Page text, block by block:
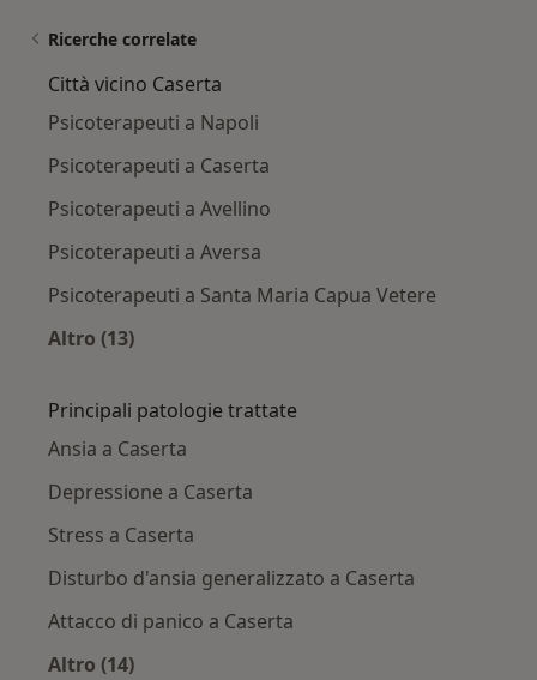
Ricerche correlate
Città vicino Caserta
Psicoterapeuti a Napoli
Psicoterapeuti a Caserta
Psicoterapeuti a Avellino
Psicoterapeuti a Aversa
Psicoterapeuti a Santa Maria Capua Vetere
Altro (13)
Principali patologie trattate
Ansia a Caserta
Depressione a Caserta
Stress a Caserta
Disturbo d'ansia generalizzato a Caserta
Attacco di panico a Caserta
Altro (14)